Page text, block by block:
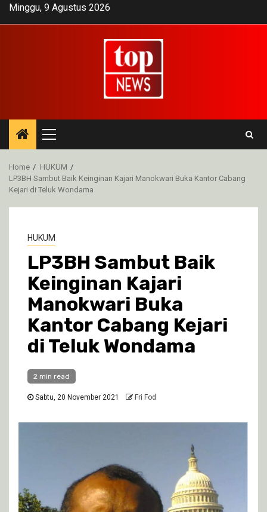
SkipMinggu, 9 Agustus 2026
Primary
Menu
Home
HUKUM
LP3BH Sambut Baik Keinginan Kajari Manokwari Buka Kantor Cabang
Kejari di Teluk Wondama
HUKUM
LP3BH Sambut Baik
Keinginan Kajari
Manokwari Buka
Kantor Cabang Kejari
di Teluk Wondama
2 min read
Sabtu, 20 November 2021 Fri Fod